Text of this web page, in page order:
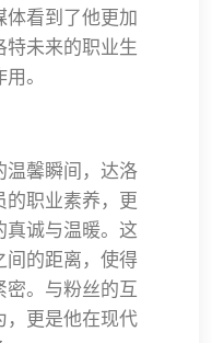
体看到了他更加
特未来的职业生
。
温馨瞬间，达洛
的职业素养，更
真诚与温暖。这
间的距离，使得
密。与粉丝的互
，更是他在现代